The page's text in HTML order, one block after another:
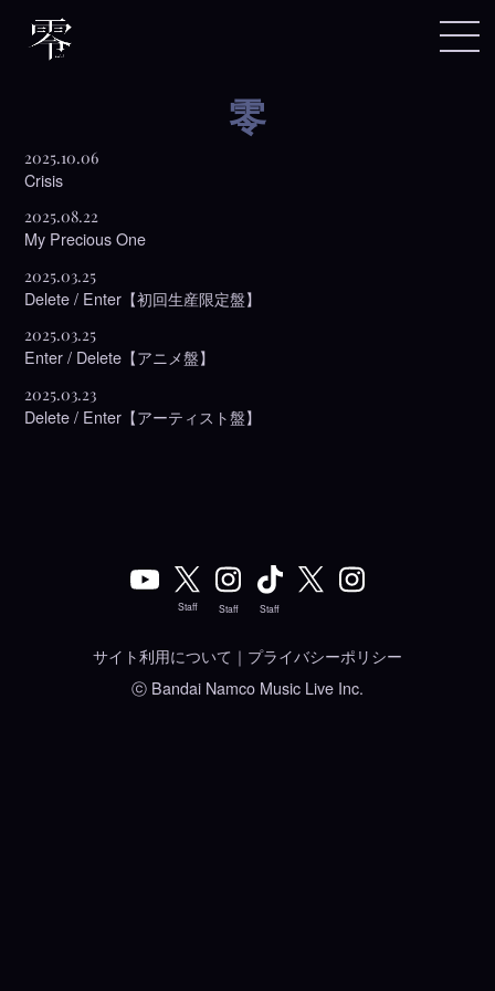
零
2025.10.06
Crisis
2025.08.22
My Precious One
2025.03.25
Delete / Enter【初回生産限定盤】
2025.03.25
Enter / Delete【アニメ盤】
2025.03.23
Delete / Enter【アーティスト盤】
Staff Staff Staff
サイト利用について ｜ プライバシーポリシー
ⓒ Bandai Namco Music Live Inc.